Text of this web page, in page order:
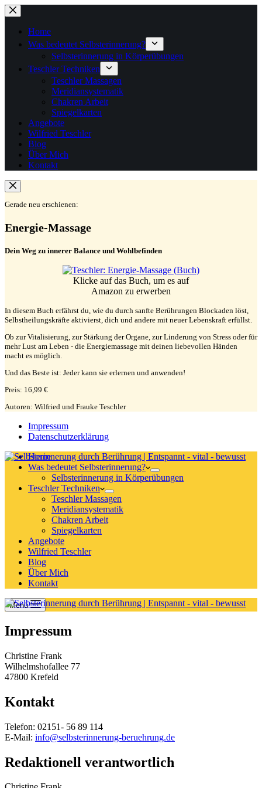
Zum
Inhalt
springenHome
Was bedeutet Selbsterinnerung?
Selbsterinnerung in Körperübungen
Teschler Techniken
Teschler Massagen
Meridiansystematik
Chakren Arbeit
Spiegelkarten
Angebote
Wilfried Teschler
Blog
Über Mich
Kontakt
Gerade neu erschienen:
Energie-Massage
Dein Weg zu innerer Balance und Wohlbefinden
Klicke auf das Buch, um es auf
Amazon zu erwerben
In diesem Buch erfährst du, wie du durch sanfte Berührungen Blockaden löst,
Selbstheilungskräfte aktivierst, dich und andere mit neuer Lebenskraft erfüllst.
Ob zur Vitalisierung, zur Stärkung der Organe, zur Linderung von Stress oder für
mehr Lust am Leben - die Energiemassage mit deinen liebevollen Händen
macht es möglich.
Und das Beste ist: Jeder kann sie erlernen und anwenden!
Preis: 16,99 €
Autoren: Wilfried und Frauke Teschler
Impressum
Datenschutzerklärung
Home
Was bedeutet Selbsterinnerung?
Selbsterinnerung in Körperübungen
Teschler Techniken
Teschler Massagen
Meridiansystematik
Chakren Arbeit
Spiegelkarten
Angebote
Wilfried Teschler
Blog
Über Mich
Kontakt
Menü
Impressum
Christine Frank
Wilhelmshofallee 77
47800 Krefeld
Kontakt
Telefon: 02151- 56 89 114
E-Mail: info@selbsterinnerung-beruehrung.de
Redaktionell verantwortlich